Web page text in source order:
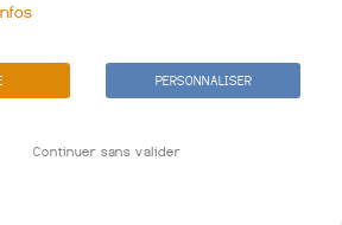
PERSONNALISER
Continuer sans valider